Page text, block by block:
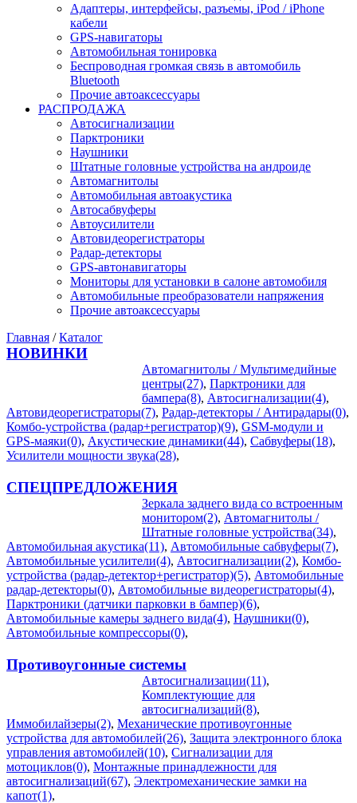
Адаптеры, интерфейсы, разъемы, iPod / iPhone
кабели
GPS-навигаторы
Автомобильная тонировка
Беспроводная громкая связь в автомобиль
Bluetooth
Прочие автоаксессуары
РАСПРОДАЖА
Автосигнализации
Парктроники
Наушники
Штатные головные устройства на андроиде
Автомагнитолы
Автомобильная автоакустика
Автосабвуферы
Автоусилители
Автовидеорегистраторы
Радар-детекторы
GPS-автонавигаторы
Мониторы для установки в салоне автомобиля
Автомобильные преобразователи напряжения
Прочие автоаксессуары
Главная /Каталог
НОВИНКИ
Автомагнитолы / Мультимедийные
центры(27), Парктроники для
бампера(8), Автосигнализации(4),
Автовидеорегистраторы(7), Радар-детекторы / Антирадары(0),
Комбо-устройства (радар+регистратор)(9), GSM-модули и
GPS-маяки(0), Акустические динамики(44), Сабвуферы(18),
Усилители мощности звука(28),
СПЕЦПРЕДЛОЖЕНИЯ
Зеркала заднего вида со встроенным
монитором(2), Автомагнитолы /
Штатные головные устройства(34),
Автомобильная акустика(11), Автомобильные сабвуферы(7),
Автомобильные усилители(4), Автосигнализации(2), Комбо-
устройства (радар-детектор+регистратор)(5), Автомобильные
радар-детекторы(0), Автомобильные видеорегистраторы(4),
Парктроники (датчики парковки в бампер)(6),
Автомобильные камеры заднего вида(4), Наушники(0),
Автомобильные компрессоры(0),
Противоугонные системы
Автосигнализации(11),
Комплектующие для
автосигнализаций(8),
Иммобилайзеры(2), Механические противоугонные
устройства для автомобилей(26), Защита электронного блока
управления автомобилей(10), Сигнализации для
мотоциклов(0), Монтажные принадлежности для
автосигнализаций(67), Электромеханические замки на
капот(1),